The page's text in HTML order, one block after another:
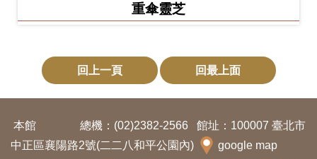
重傘靈芝
回上一頁 回最上面
本館 總機：(02)2382-2566
館址：100007 臺北市
中正區襄陽路2號(二二八和平公園內)
google map